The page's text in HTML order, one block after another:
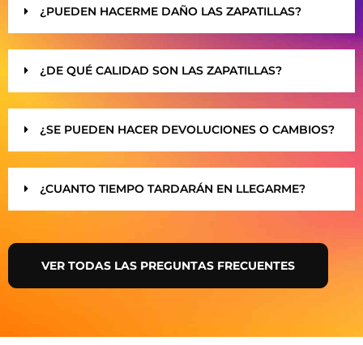
¿PUEDEN HACERME DAÑO LAS ZAPATILLAS?
¿DE QUÉ CALIDAD SON LAS ZAPATILLAS?
¿SE PUEDEN HACER DEVOLUCIONES O CAMBIOS?
¿CUANTO TIEMPO TARDARÁN EN LLEGARME?
VER TODAS LAS PREGUNTAS FRECUENTES